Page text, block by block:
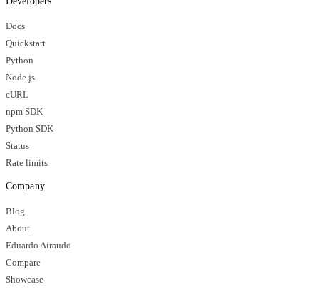
Docs
Quickstart
Python
Node.js
cURL
npm SDK
Python SDK
Status
Rate limits
Company
Blog
About
Eduardo Airaudo
Compare
Showcase